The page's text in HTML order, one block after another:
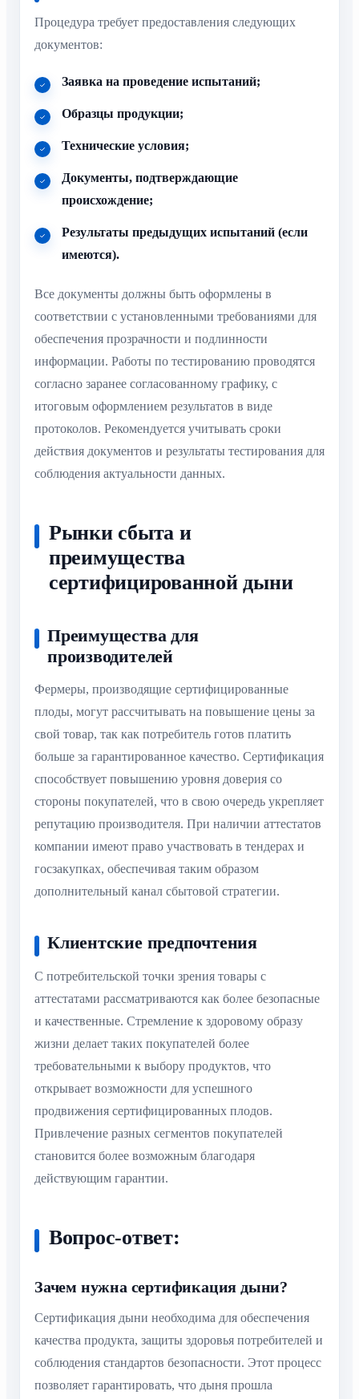
Процедура требует предоставления следующих
документов:
Заявка на проведение испытаний;
Образцы продукции;
Технические условия;
Документы, подтверждающие
происхождение;
Результаты предыдущих испытаний (если
имеются).
Все документы должны быть оформлены в
соответствии с установленными требованиями для
обеспечения прозрачности и подлинности
информации. Работы по тестированию проводятся
согласно заранее согласованному графику, с
итоговым оформлением результатов в виде
протоколов. Рекомендуется учитывать сроки
действия документов и результаты тестирования для
соблюдения актуальности данных.
Рынки сбыта и
преимущества
сертифицированной дыни
Преимущества для
производителей
Фермеры, производящие сертифицированные
плоды, могут рассчитывать на повышение цены за
свой товар, так как потребитель готов платить
больше за гарантированное качество. Сертификация
способствует повышению уровня доверия со
стороны покупателей, что в свою очередь укрепляет
репутацию производителя. При наличии аттестатов
компании имеют право участвовать в тендерах и
госзакупках, обеспечивая таким образом
дополнительный канал сбытовой стратегии.
Клиентские предпочтения
С потребительской точки зрения товары с
аттестатами рассматриваются как более безопасные
и качественные. Стремление к здоровому образу
жизни делает таких покупателей более
требовательными к выбору продуктов, что
открывает возможности для успешного
продвижения сертифицированных плодов.
Привлечение разных сегментов покупателей
становится более возможным благодаря
действующим гарантии.
Вопрос-ответ:
Зачем нужна сертификация дыни?
Сертификация дыни необходима для обеспечения
качества продукта, защиты здоровья потребителей и
соблюдения стандартов безопасности. Этот процесс
позволяет гарантировать, что дыня прошла